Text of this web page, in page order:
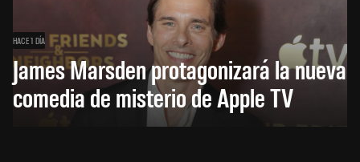
HACE 1 DÍA
James Marsden protagonizará la nueva
comedia de misterio de Apple TV